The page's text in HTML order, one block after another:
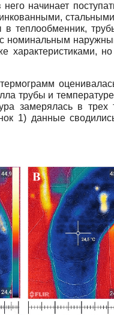
начинает
теплообменник,
характеристиками,
трубы и
замерялась в трех
1) данные